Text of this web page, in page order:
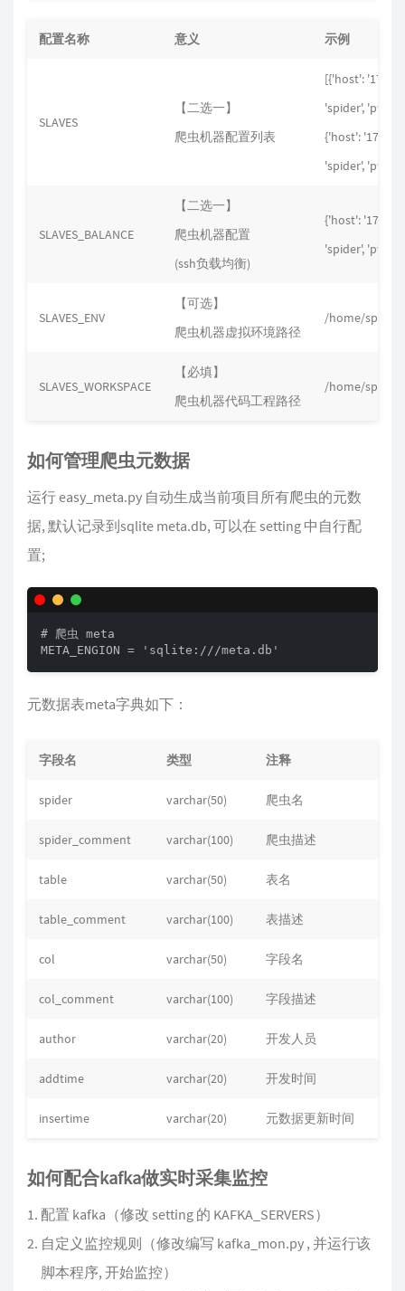
配置名称 意义 示例
SLAVES
【二选一】
爬虫机器配置列表
[{'host':
'spider', 'pwd':
{'host':
'spider', 'pwd':
SLAVES_BALANCE
【二选一】
爬虫机器配置
(ssh负载均衡)
{'host':
'spider', 'pwd':
SLAVES_ENV
【可选】
爬虫机器虚拟环境路径
/home/
SLAVES_WORKSPACE
【必填】
爬虫机器代码工程路径
/home/
如何管理爬虫元数据
运行 easy_meta.py 自动生成当前项目所有爬虫的元数
据, 默认记录到sqlite meta.db, 可以在 setting 中自行配
置;
# 爬虫 meta
META_ENGION = 'sqlite:///meta.db'
元数据表meta字典如下：
字段名 类型 注释
spider varchar(50) 爬虫名
spider_comment varchar(100) 爬虫描述
table varchar(50) 表名
table_comment varchar(100) 表描述
col varchar(50) 字段名
col_comment varchar(100) 字段描述
author varchar(20) 开发人员
addtime varchar(20) 开发时间
insertime varchar(20) 元数据更新时间
如何配合kafka做实时采集监控
配置 kafka（修改 setting 的 KAFKA_SERVERS）
自定义监控规则（修改编写 kafka_mon.py , 并运行该
脚本程序, 开始监控）